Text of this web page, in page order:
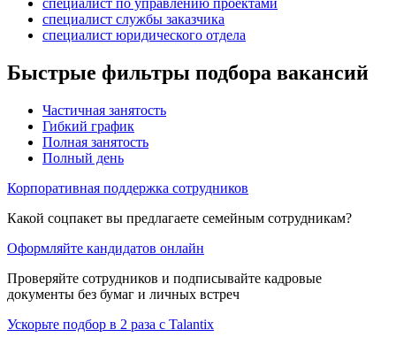
специалист службы заказчика
специалист юридического отдела
Быстрые фильтры подбора вакансий
Частичная занятость
Гибкий график
Полная занятость
Полный день
Корпоративная поддержка сотрудников
Какой соцпакет вы предлагаете семейным сотрудникам?
Оформляйте кандидатов онлайн
Проверяйте сотрудников и подписывайте кадровые
документы без бумаг и личных встреч
Ускорьте подбор в 2 раза с Talantix